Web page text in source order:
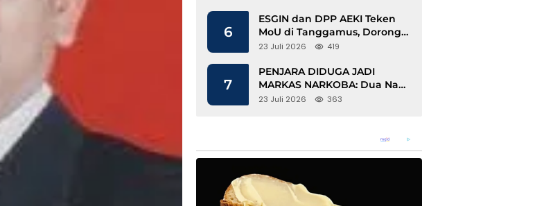
6
ESGIN dan DPP AEKI Teken
MoU di Tanggamus, Dorong
Ekonomi Hijau Berbasis Kopi
23 Juli 2026 419
7
PENJARA DIDUGA JADI
MARKAS NARKOBA: Dua Napi
Rajabasa Bebas Gunakan HP,
23 Juli 2026 363